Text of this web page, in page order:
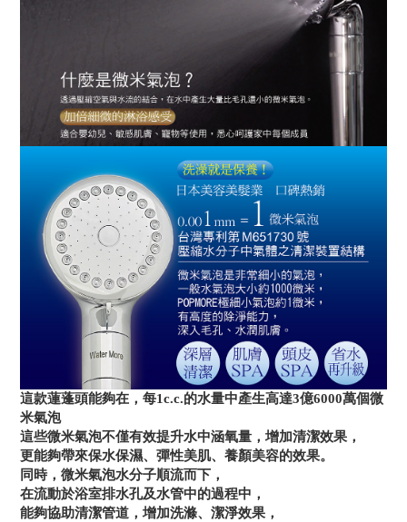
這款蓮蓬頭能夠在 ， 每1c.c.的水量中產生高達3億6000萬個微
米氣泡
這些微米氣泡不僅有效提升水中涵氧量，增加清潔效果，
更能夠帶來保水保濕、彈性美肌、養顏美容的效果。
同時，微米氣泡水分子順流而下，
在流動於浴室排水孔及水管中的過程中，
能夠協助清潔管道，增加洗滌、潔淨效果，